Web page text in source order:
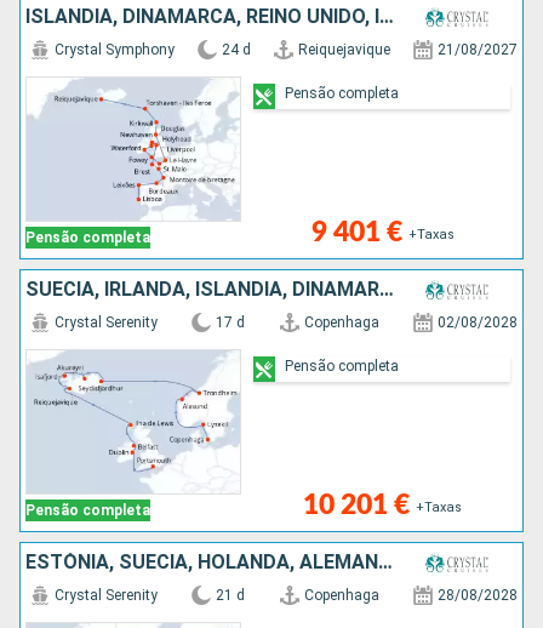
ISLÂNDIA, DINAMARCA, REINO UNIDO, IRLANDA, FRANÇA, ESPANHA, PORTUGAL
Pensão completa
Crystal Symphony 24 d Reiquejavique 21/08/2027
9 401 € +Taxas
Pensão completa
SUÉCIA, IRLANDA, ISLÂNDIA, DINAMARCA, REINO UNIDO, NORUEGA
Pensão completa
Crystal Serenity 17 d Copenhaga 02/08/2028
10 201 € +Taxas
Pensão completa
ESTÓNIA, SUÉCIA, HOLANDA, ALEMANHA, LETÓNIA, NORUEGA, DINAMARCA, FINLÂNDIA, POLÓNIA
Crystal Serenity 21 d Copenhaga 28/08/2028